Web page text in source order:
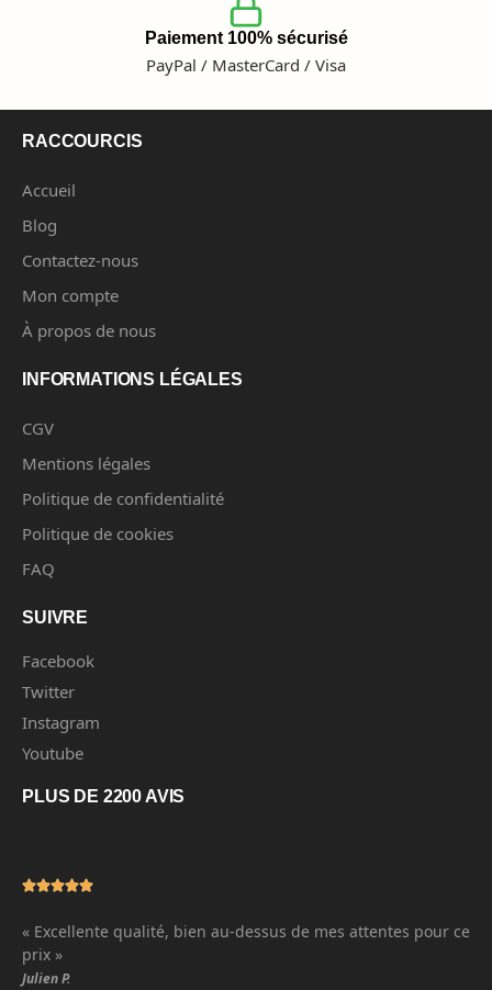
Paiement 100% sécurisé
PayPal / MasterCard / Visa
RACCOURCIS
Accueil
Blog
Contactez-nous
Mon compte
À propos de nous
INFORMATIONS LÉGALES
CGV
Mentions légales
Politique de confidentialité
Politique de cookies
FAQ
SUIVRE
Facebook
Twitter
Instagram
Youtube
PLUS DE 2200 AVIS
« Excellente qualité, bien au-dessus de mes attentes pour ce
prix »
Julien P.